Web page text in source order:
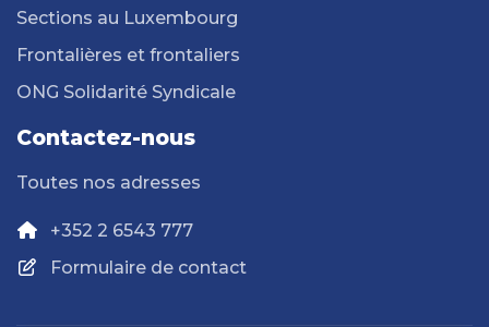
Sections au Luxembourg
Frontalières et frontaliers
ONG Solidarité Syndicale
Contactez-nous
Toutes nos adresses
+352 2 6543 777
Formulaire de contact